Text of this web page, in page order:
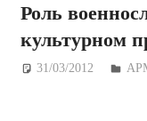
Роль
культурном
31/03/2012